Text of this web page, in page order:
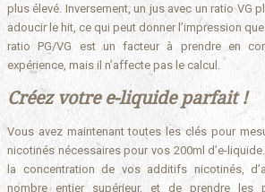
plus élevé. Inversement, un jus avec un ratio VG
adoucir le hit, ce qui peut donner l’impression
ratio PG/VG est un facteur à prendre en
expérience, mais il n’affecte pas le calcul.
Créez votre e-liquide parfait !
Vous avez maintenant toutes les clés pour
nicotinés nécessaires pour vos 200ml d’e-
la concentration de vos additifs nicotinés,
nombre entier supérieur, et de prendre les